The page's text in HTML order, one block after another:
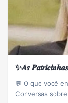
✨𝑨𝒔
💬 O que você
Conversas